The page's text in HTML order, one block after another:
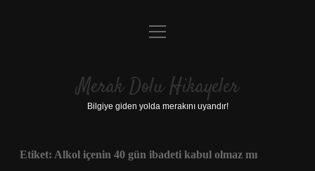
Anasayfa
Yasal Uyarı
menüyü
Merak Dolu Hikayeler
Bilgiye giden yolda merakını uyandır!
Etiket: Alkol içenin 40 gün ibadeti kabul olmaz mı